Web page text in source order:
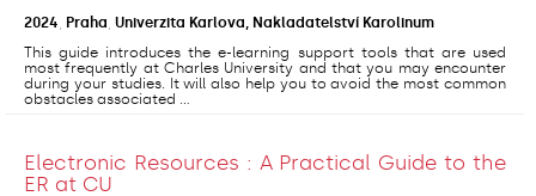
2024
Praha Univerzita Karlova, Nakladatelství Karolinum
This guide introduces the e-learning support tools that are used
most frequently at Charles University and that you may encounter
during your studies. It will also help you to avoid the most common
obstacles associated ...
Electronic Resources : A Practical Guide to the
ER at CU